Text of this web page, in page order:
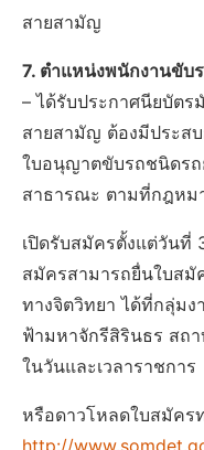
สายสามัญ
7. ตำแหน่งพนักงานขับ
– ได้รับประกาศนียบัต
สายสามัญ ต้องมีประส
ใบอนุญาตขับรถชนิดร
สาธารณะ ตามที่กฎหม
เปิดรับสมัครตั้งแต่วันที่
สมัครสามารถยื่นใบสมั
ทางจิตวิทยา ได้ที่กลุ่ม
ฟ้ามหาจักรีสิรินธร สถา
ในวันและเวลาราชการ
หรือดาวโหลดใบสมัคร
http://